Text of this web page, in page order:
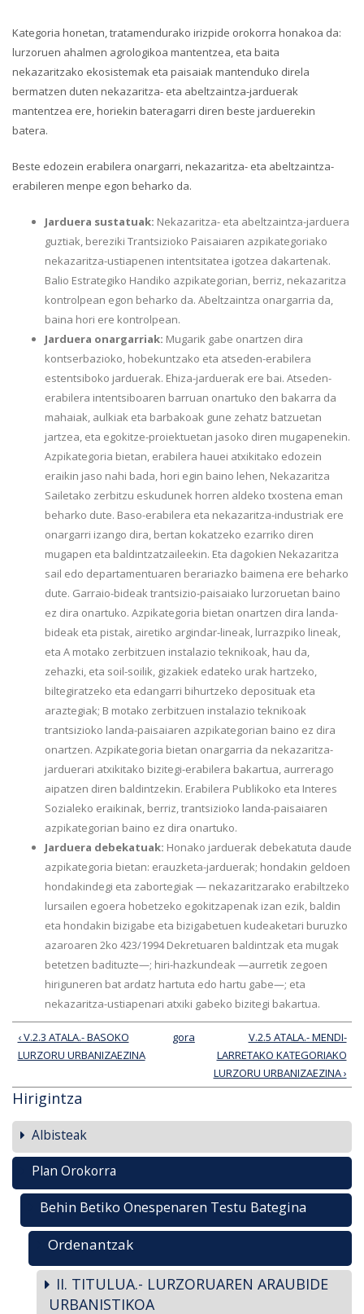
Kategoria honetan, tratamendurako irizpide orokorra honakoa da:
lurzoruen ahalmen agrologikoa mantentzea, eta baita
nekazaritzako ekosistemak eta paisaiak mantenduko direla
bermatzen duten nekazaritza- eta abeltzaintza-jarduerak
mantentzea ere, horiekin bateragarri diren beste jarduerekin
batera.
Beste edozein erabilera onargarri, nekazaritza- eta abeltzaintza-
erabileren menpe egon beharko da.
Jarduera sustatuak: Nekazaritza- eta abeltzaintza-jarduera
guztiak, bereziki Trantsizioko Paisaiaren azpikategoriako
nekazaritza-ustiapenen intentsitatea igotzea dakartenak.
Balio Estrategiko Handiko azpikategorian, berriz, nekazaritza
kontrolpean egon beharko da. Abeltzaintza onargarria da,
baina hori ere kontrolpean.
Jarduera onargarriak: Mugarik gabe onartzen dira
kontserbazioko, hobekuntzako eta atseden-erabilera
estentsiboko jarduerak. Ehiza-jarduerak ere bai. Atseden-
erabilera intentsiboaren barruan onartuko den bakarra da
mahaiak, aulkiak eta barbakoak gune zehatz batzuetan
jartzea, eta egokitze-proiektuetan jasoko diren mugapenekin.
Azpikategoria bietan, erabilera hauei atxikitako edozein
eraikin jaso nahi bada, hori egin baino lehen, Nekazaritza
Sailetako zerbitzu eskudunek horren aldeko txostena eman
beharko dute. Baso-erabilera eta nekazaritza-industriak ere
onargarri izango dira, bertan kokatzeko ezarriko diren
mugapen eta baldintzatzaileekin. Eta dagokien Nekazaritza
sail edo departamentuaren berariazko baimena ere beharko
dute. Garraio-bideak trantsizio-paisaiako lurzoruetan baino
ez dira onartuko. Azpikategoria bietan onartzen dira landa-
bideak eta pistak, airetiko argindar-lineak, lurrazpiko lineak,
eta A motako zerbitzuen instalazio teknikoak, hau da,
zehazki, eta soil-soilik, gizakiek edateko urak hartzeko,
biltegiratzeko eta edangarri bihurtzeko deposituak eta
araztegiak; B motako zerbitzuen instalazio teknikoak
trantsizioko landa-paisaiaren azpikategorian baino ez dira
onartzen. Azpikategoria bietan onargarria da nekazaritza-
jarduerari atxikitako bizitegi-erabilera bakartua, aurrerago
aipatzen diren baldintzekin. Erabilera Publikoko eta Interes
Sozialeko eraikinak, berriz, trantsizioko landa-paisaiaren
azpikategorian baino ez dira onartuko.
Jarduera debekatuak: Honako jarduerak debekatuta daude
azpikategoria bietan: erauzketa-jarduerak; hondakin geldoen
hondakindegi eta zabortegiak — nekazaritzarako erabiltzeko
lursailen egoera hobetzeko egokitzapenak izan ezik, baldin
eta hondakin bizigabe eta bizigabetuen kudeaketari buruzko
azaroaren 2ko 423/1994 Dekretuaren baldintzak eta mugak
betetzen badituzte—; hiri-hazkundeak —aurretik zegoen
hiriguneren bat ardatz hartuta edo hartu gabe—; eta
nekazaritza-ustiapenari atxiki gabeko bizitegi bakartua.
‹ V.2.3 ATALA.- BASOKO
LURZORU URBANIZAEZINA
gora
V.2.5 ATALA.- MENDI-
LARRETAKO KATEGORIAKO
LURZORU URBANIZAEZINA ›
Hirigintza
Albisteak
Plan Orokorra
Behin Betiko Onespenaren Testu Bategina
Ordenantzak
II. TITULUA.- LURZORUAREN ARAUBIDE
URBANISTIKOA